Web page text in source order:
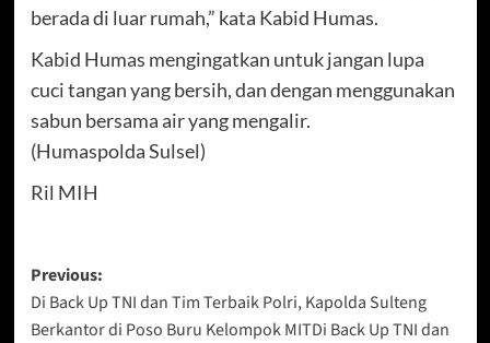
berada di luar rumah,” kata Kabid Humas.
Kabid Humas mengingatkan untuk jangan lupa
cuci tangan yang bersih, dan dengan menggunakan
sabun bersama air yang mengalir.
(Humaspolda Sulsel)
Ril MIH
Post
navigation
Previous:
Di Back Up TNI dan Tim Terbaik Polri, Kapolda Sulteng
Berkantor di Poso Buru Kelompok MITDi Back Up TNI dan